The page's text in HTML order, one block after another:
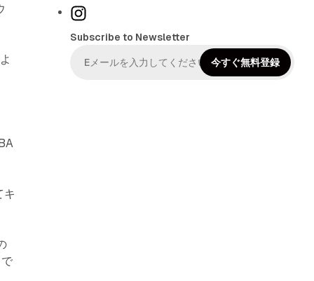
キ
I
t
Subscribe to Newsletter
今すぐ無料登録